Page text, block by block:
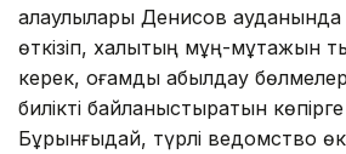
қалаулылары Денисов ауданында
өткізіп, халықтың мұң-мұқтажын
керек, қоғамдық қабылдау
билікті байланыстыратын
Бұрынғыдай, түрлі ведомство